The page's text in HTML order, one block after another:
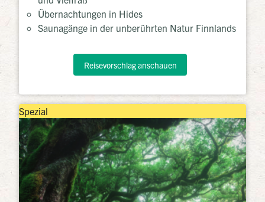
Übernachtungen in Hides
Saunagänge in der unberührten Natur Finnlands
Reisevorschlag anschauen
Spezial